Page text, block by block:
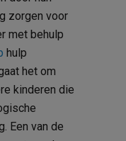
zorgen voor
met behulp
hulp
het om
kinderen die
Een van de